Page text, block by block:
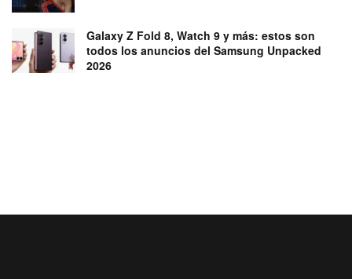
Galaxy Z Fold 8, Watch 9 y más: estos son
todos los anuncios del Samsung Unpacked
2026